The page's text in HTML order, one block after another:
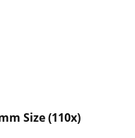
Size (110x)